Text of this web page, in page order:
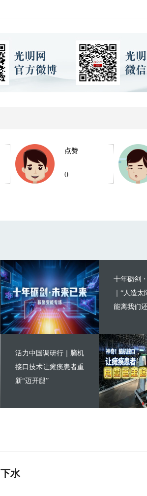
点赞
0
十年砺剑
｜“人造
能离我们
活力中国调研行｜脑机
接口技术让瘫痪患者重
新“迈开腿”
水